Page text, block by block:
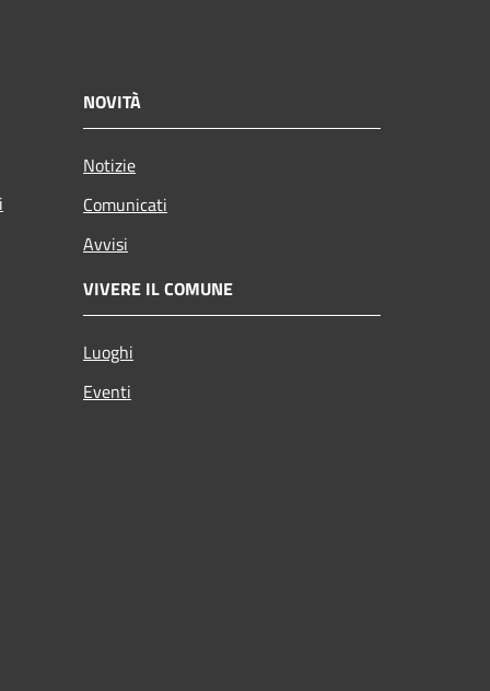
NOVITÀ
Notizie
Comunicati
Avvisi
VIVERE IL COMUNE
Luoghi
Eventi